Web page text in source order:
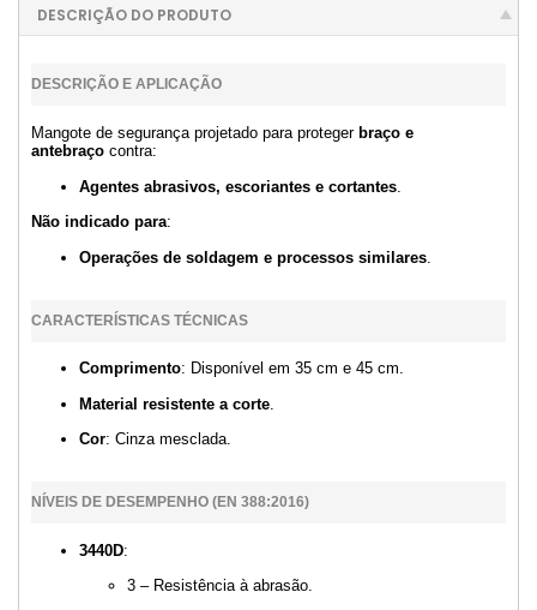
DESCRIÇÃO DO PRODUTO
DESCRIÇÃO E APLICAÇÃO
Mangote de segurança projetado para proteger braço e
antebraço contra:
Agentes abrasivos, escoriantes e cortantes
Não indicado para:
Operações de soldagem e processos similares
CARACTERÍSTICAS TÉCNICAS
Comprimento: Disponível em 35 cm e 45 cm.
Material resistente a corte
Cor: Cinza mesclada.
NÍVEIS DE DESEMPENHO (EN 388:2016)
3440D:
3 – Resistência à abrasão.